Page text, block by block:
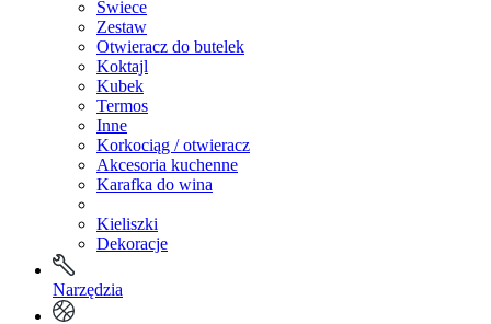
Świece
Zestaw
Otwieracz do butelek
Koktajl
Kubek
Termos
Inne
Korkociąg / otwieracz
Akcesoria kuchenne
Karafka do wina
Kieliszki
Dekoracje
Narzędzia